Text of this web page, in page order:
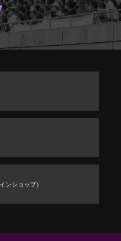
ンショップ）